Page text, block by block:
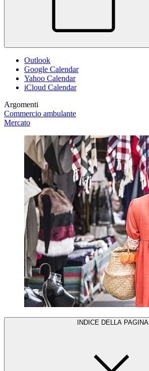
Outlook
Google Calendar
Yahoo Calendar
iCloud Calendar
Argomenti
Commercio ambulante
Mercato
INDICE DELLA PAGINA